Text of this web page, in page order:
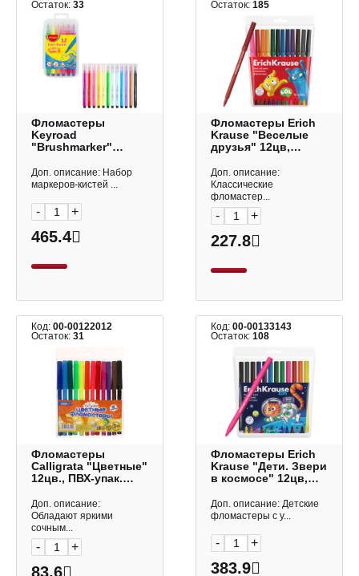
Остаток: 33
Фломастеры
Keyroad
"Brushmarker"
пластик.уп.
KR972523
Доп. описание: Набор
маркеров-кистей ...
- +
465.4
Остаток:185
Фломастеры Erich
Krause "Веселые
друзья" 12цв,
чехол, с европ.
61831
Доп. описание:
Классические
фломастер...
- +
227.8
Код: 00-00122012
Остаток: 31
Фломастеры
Calligrata "Цветные"
12цв., ПВХ-упак.
Доп. описание:
Обладают яркими
сочным...
- +
83.6
Код:00-00133143
Остаток:108
Фломастеры Erich
Krause "Дети. Звери
в космосе" 12цв,
чехол, с европ.
61825
Доп. описание: Детские
фломастеры с у...
- +
383.9